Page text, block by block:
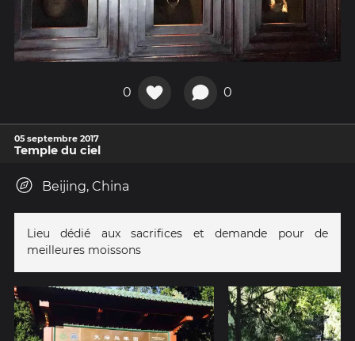
0 0
05 septembre 2017
Temple du ciel
Beijing, China
Lieu dédié aux sacrifices et demande pour de
meilleures moissons